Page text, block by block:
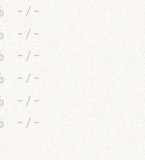
-/ -
- / -
- / -
- / -
- / -
- / -